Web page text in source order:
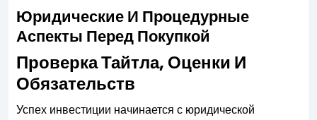
Юридические И Процедурные
Аспекты Перед Покупкой
Проверка Тайтла, Оценки И
Обязательств
Успех инвестиции начинается с юридической